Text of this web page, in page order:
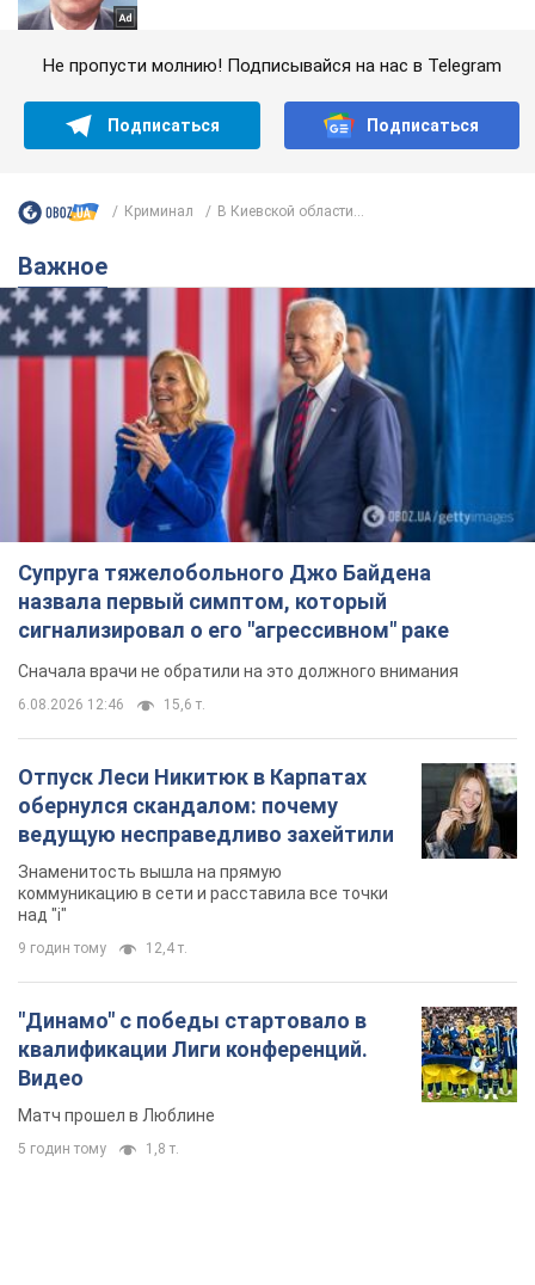
Не пропусти молнию! Подписывайся на нас в Telegram
Подписаться Подписаться
Криминал В Киевской области...
Важное
Супруга тяжелобольного Джо Байдена
назвала первый симптом, который
сигнализировал о его "агрессивном" раке
Сначала врачи не обратили на это должного внимания
6.08.2026 12:46 15,6 т.
Отпуск Леси Никитюк в Карпатах
обернулся скандалом: почему
ведущую несправедливо захейтили
Знаменитость вышла на прямую
коммуникацию в сети и расставила все точки
над "i"
9 годин тому 12,4 т.
"Динамо" с победы стартовало в
квалификации Лиги конференций.
Видео
Матч прошел в Люблине
5 годин тому 1,8 т.